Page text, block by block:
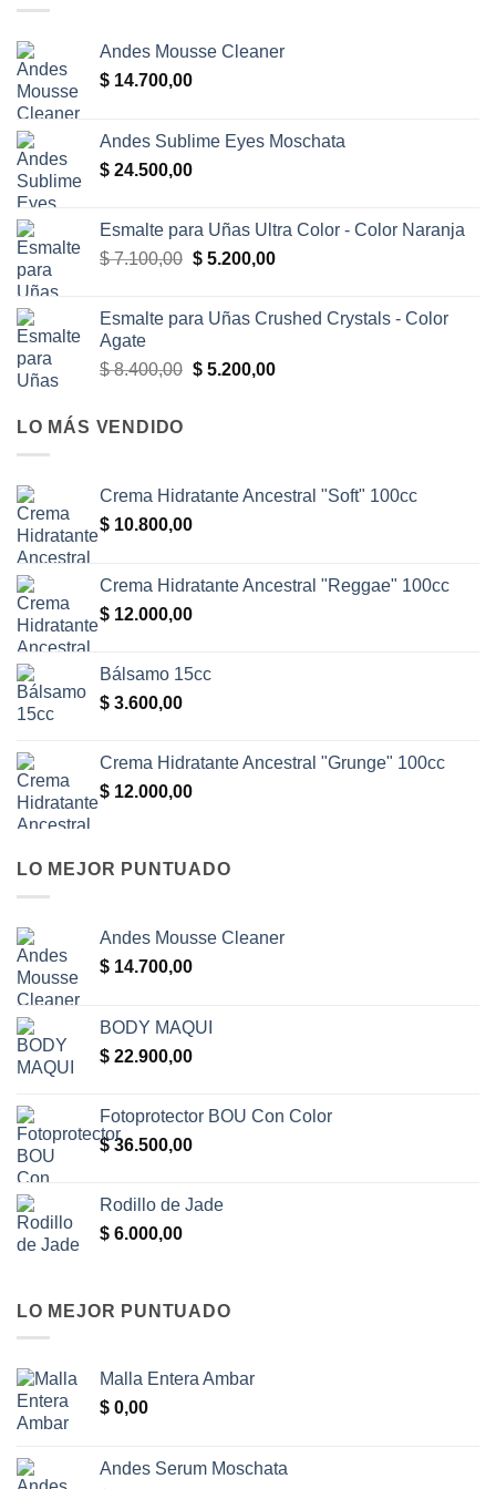
Andes Mousse Cleaner
$ 14.700,00
Andes Sublime Eyes Moschata
$ 24.500,00
Esmalte para Uñas Ultra Color - Color Naranja
$7.100,00 El
era:
$5.200,00El
es:
Esmalte para Uñas Crushed Crystals - Color
Agate
$8.400,00 El
$5.200,00El
LO MÁS VENDIDO
Crema Hidratante Ancestral "Soft" 100cc
$ 10.800,00
Crema Hidratante Ancestral "Reggae" 100cc
$ 12.000,00
Bálsamo 15cc
$ 3.600,00
Crema Hidratante Ancestral "Grunge" 100cc
$ 12.000,00
LO MEJOR PUNTUADO
Andes Mousse Cleaner
$ 14.700,00
BODY MAQUI
$ 22.900,00
Fotoprotector BOU Con Color
$36.500,00
Rodillo de Jade
$ 6.000,00
LO MEJOR PUNTUADO
Malla Entera Ambar
$ 0,00
Andes Serum Moschata